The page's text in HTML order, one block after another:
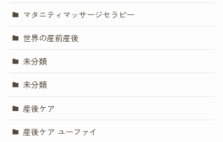
マタニティマッサージセラピー
世界の産前産後
未分類
未分類
産後ケア
産後ケア ユーファイ